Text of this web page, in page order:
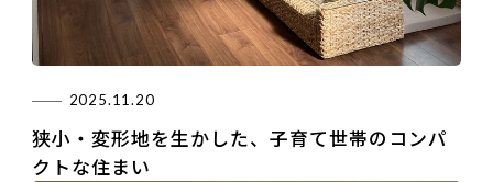
2025.11.20
狭小・変形地を生かした、子育て世帯のコンパ
クトな住まい